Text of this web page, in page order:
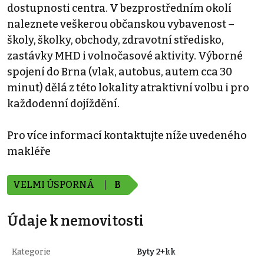
dostupnosti centra. V bezprostředním okolí
naleznete veškerou občanskou vybavenost –
školy, školky, obchody, zdravotní středisko,
zastávky MHD i volnočasové aktivity. Výborné
spojení do Brna (vlak, autobus, autem cca 30
minut) dělá z této lokality atraktivní volbu i pro
každodenní dojíždění.
Pro více informací kontaktujte níže uvedeného
makléře
VELMI ÚSPORNÁ B
Údaje k nemovitosti
Kategorie Byty 2+kk